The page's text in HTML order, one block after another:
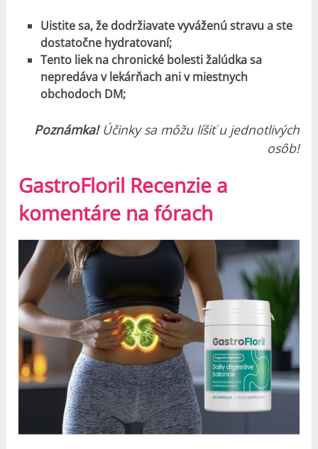
Uistite sa, že dodržiavate vyváženú stravu a ste
dostatočne hydratovaní;
Tento liek na chronické bolesti žalúdka sa
nepredáva v lekárňach ani v miestnych
obchodoch DM;
Poznámka! Účinky sa môžu líšiť u jednotlivých
osôb!
GastroFloril Recenzie a
komentáre na fórach